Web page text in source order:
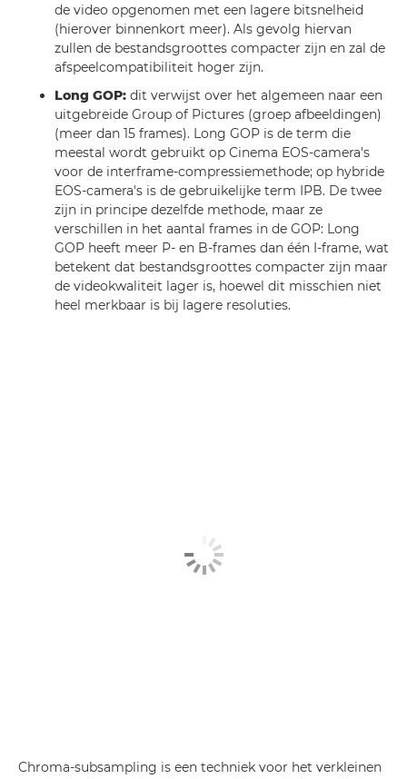
de video opgenomen met een lagere bitsnelheid
(hierover binnenkort meer). Als gevolg hiervan
zullen de bestandsgroottes compacter zijn en zal de
afspeelcompatibiliteit hoger zijn.
Long GOP: dit verwijst over het algemeen naar een
uitgebreide Group of Pictures (groep afbeeldingen)
(meer dan 15 frames). Long GOP is de term die
meestal wordt gebruikt op Cinema EOS-camera's
voor de interframe-compressiemethode; op hybride
EOS-camera's is de gebruikelijke term IPB. De twee
zijn in principe dezelfde methode, maar ze
verschillen in het aantal frames in de GOP: Long
GOP heeft meer P- en B-frames dan één I-frame, wat
betekent dat bestandsgroottes compacter zijn maar
de videokwaliteit lager is, hoewel dit misschien niet
heel merkbaar is bij lagere resoluties.
Chroma-subsampling is een techniek voor het verkleinen